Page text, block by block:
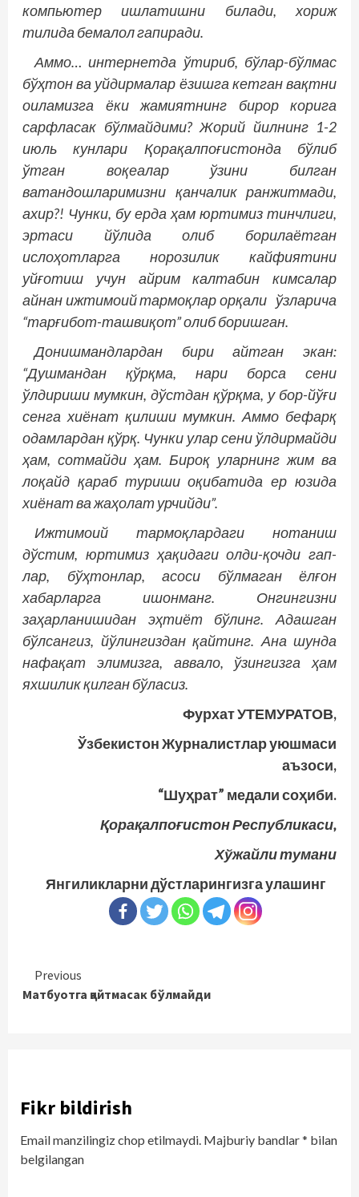
компьютер ишлатишни билади, хориж
тилида бемалол гапиради.
Аммо… интернетда ўтириб, бўлар-бўлмас
бўҳтон ва уйдирмалар ёзишга кетган вақтни
оиламизга ёки жамиятнинг бирор корига
сарфласак бўлмайдими? Жорий йилнинг 1-2
июль кунлари Қорақалпоғис­тонда бўлиб
ўтган воқеалар ўзини билган
ватандошларимизни қанчалик ранжитмади,
ахир?! Чунки, бу ерда ҳам юртимиз тинч­лиги,
эртаси йўлида олиб борилаётган
ислоҳотларга норозилик кайфиятини
уйғотиш учун айрим калтабин кимсалар
айнан ижтимоий тармоқлар орқали ўзларича
“тарғибот-ташвиқот” олиб боришган.
Донишмандлардан бири айтган экан:
“Душмандан қўрқма, нари борса сени
ўлдириши мумкин, дўстдан қўрқма, у бор-йўғи
сенга хиёнат қилиши мумкин. Аммо бефарқ
одамлардан қўрқ. Чунки улар сени ўлдирмайди
ҳам, сотмайди ҳам. Бироқ уларнинг жим ва
лоқайд қараб туриши оқибатида ер юзида
хиёнат ва жаҳолат урчийди”.
Ижтимоий тармоқлардаги нотаниш
дўстим, юртимиз ҳақидаги олди-қочди гап­
лар, бўҳтонлар, асоси бўлмаган ёлғон
хабарларга ишонманг. Онгингизни
заҳарланишидан эҳтиёт бўлинг. Адашган
бўлсангиз, йўлингиздан қайтинг. Ана шунда
нафақат элимизга, аввало, ўзингизга ҳам
яхшилик қилган бўласиз.
Фурхат УТЕМУРАТОВ,
Ўзбекистон Журналистлар уюшмаси
аъзоси,
“Шуҳрат” медали соҳиби.
Қорақалпоғистон Республикаси,
Хўжайли тумани
Янгиликларни дўстларингизга улашинг
Continue
Reading
Previous
Матбуотга қайтмасак бўлмайди
Fikr bildirish
Email manzilingiz chop etilmaydi. Majburiy bandlar* bilan
belgilangan